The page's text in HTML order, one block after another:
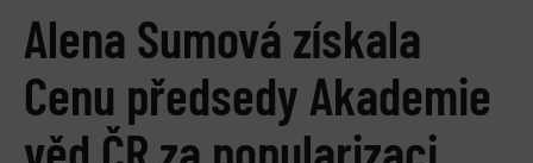
Alena Sumová získala
Cenu předsedy Akademie